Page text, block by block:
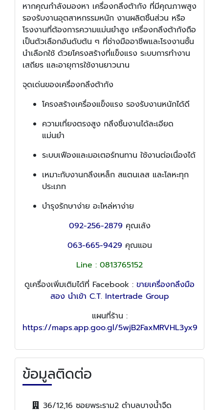
หากคุณกำลังมองหา เครื่องกลึงต้ากัง ที่มีคุณภาพสูง
รองรับงานอุตสาหกรรมหนัก งานผลิตชิ้นส่วน หรือ
โรงงานที่ต้องการความแม่นยำสูง เครื่องกลึงต้ากังถือ
เป็นตัวเลือกอันดับต้น ๆ ที่ช่างมืออาชีพและโรงงานชั้น
นำเลือกใช้ ด้วยโครงสร้างที่แข็งแรง ระบบการทำงาน
เสถียร และอายุการใช้งานยาวนาน
จุดเด่นของเครื่องกลึงต้ากัง
โครงสร้างเครื่องแข็งแรง รองรับงานหนักได้ดี
ความเที่ยงตรงสูง กลึงชิ้นงานได้ละเอียด
แม่นยำ
ระบบเฟืองและมอเตอร์ทนทาน ใช้งานต่อเนื่องได้
เหมาะกับงานกลึงเหล็ก สแตนเลส และโลหะทุก
ประเภท
บำรุงรักษาง่าย อะไหล่หาง่าย
092-256-2879 คุณเล้ง
063-665-9429 คุณแอน
Line : 0813765152
ดูเครื่องเพิ่มเติมได้ที่ Facebook : ขายเครื่องกลึงมือ
สอง นำเข้า C.T. Intertrade Group
แผนที่ร้าน :
https://maps.app.goo.gl/5wjB2FaxMRVHL3yx9
ข้อมูลติดต่อ
36/12,16 ซอยพระราม2 ตำบลบางน้ำจืด